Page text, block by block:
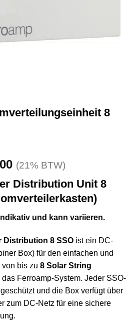
8
Aktueller
ist:
€150.00.
(21% BTW)
Distribution Unit 8
und kann variieren.
Distribution 8 SSO ist ein DC-
Box) für den einfachen und
bis zu 8 Solar String
das Ferroamp-System. Jeder SSO-
und die Box verfügt über
zum DC-Netz für eine sichere